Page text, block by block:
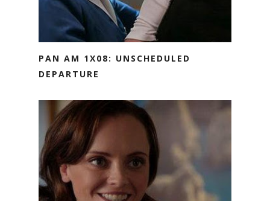
PAN AM 1X08: UNSCHEDULED
DEPARTURE